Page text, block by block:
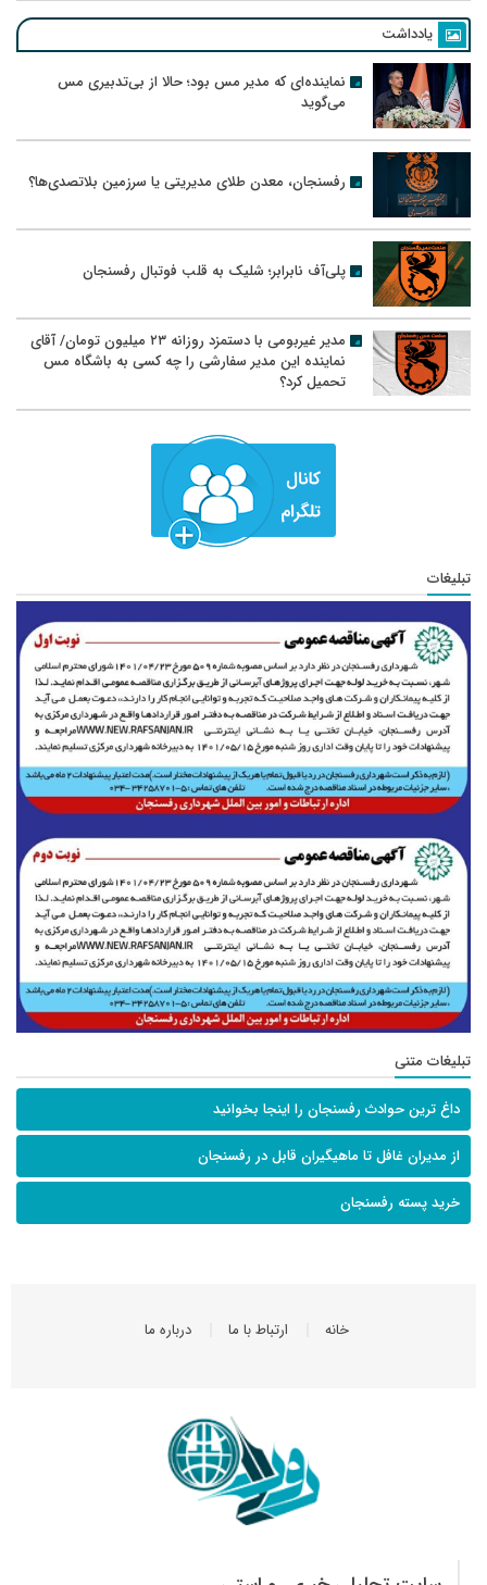
یادداشت
نماینده‌ای که مدیر مس بود؛ حالا از بی‌تدبیری مس
می‌گوید
رفسنجان، معدن طلای مدیریتی یا سرزمین بلاتصدی‌ها؟
پلی‌آف نابرابر؛ شلیک به قلب فوتبال رفسنجان
مدیر غیربومی با دستمزد روزانه ۲۳ میلیون تومان/ آقای
نماینده این مدیر سفارشی را چه کسی به باشگاه مس
تحمیل کرد؟
تبلیغات
تبلیغات متنی
داغ ترین حوادث رفسنجان را اینجا بخوانید
از مدیران غافل تا ماهیگیران قابل در رفسنجان
خرید پسته رفسنجان
خانه ارتباط با ما درباره ما